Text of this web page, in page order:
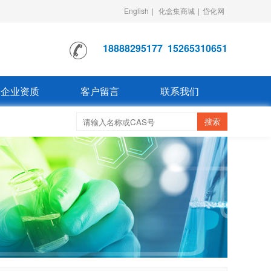
English | 化盒集商城 | 岱化网
18888295177 15265310651
企业资质 客户留言 联系我们